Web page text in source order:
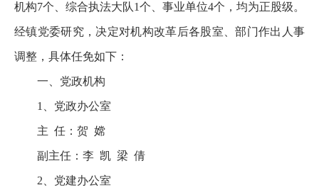
机构7个、综合执法大队1个、事业单位4个，均为正股级。
经镇党委研究，决定对机构改革后各股室、部门作出人事
调整，具体任免如下：
一、党政机构
1、党政办公室
主 任：贺 嫦
副主任：李 凯 梁 倩
2、党建办公室